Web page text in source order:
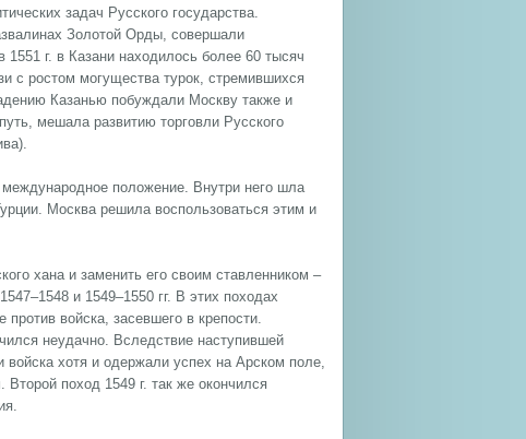
задач Русского государства.
Золотой Орды, совершали
1551 г. в Казани находилось более 60 тысяч
с ростом могущества турок, стремившихся
Казанью побуждали Москву также и
мешала развитию торговли Русского
международное положение. Внутри него шла
Москва решила воспользоваться этим и
хана и заменить его своим ставленником –
и 1549–1550 гг. В этих походах
войска, засевшего в крепости.
неудачно. Вследствие наступившей
хотя и одержали успех на Арском поле,
поход 1549 г. так же окончился